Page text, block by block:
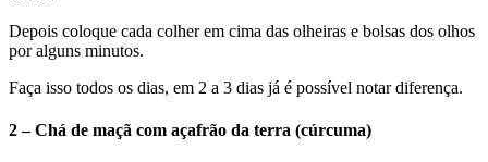
Depois coloque cada colher em cima das olheiras e bolsas dos olhos
por alguns minutos.
Faça isso todos os dias, em 2 a 3 dias já é possível notar diferença.
2 – Chá de maçã com açafrão da terra (cúrcuma)